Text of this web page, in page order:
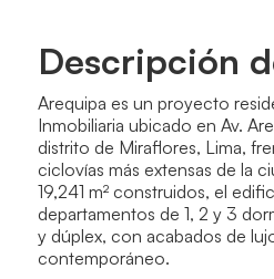
Descripción
Arequipa es un proyecto
Inmobiliaria ubicado en Av.
distrito de Miraflores, Lima,
ciclovías más extensas de la
19,241 m² construidos, el
departamentos de 1, 2 y 3
y dúplex, con acabados de
contemporáneo.